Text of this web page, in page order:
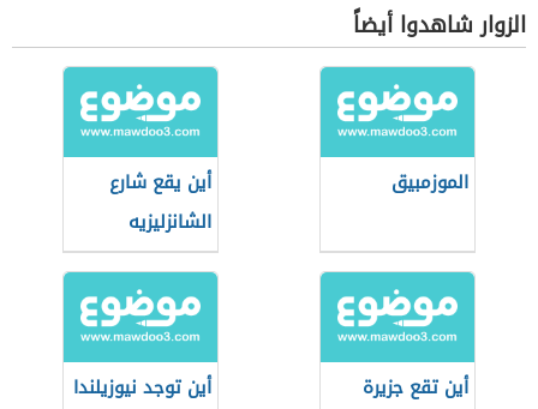
الزوار شاهدوا أيضاً
الموزمبيق
أين يقع شارع
الشانزليزيه
أين تقع جزيرة
أين توجد نيوزيلندا